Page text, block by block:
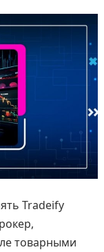
Tradeify
товарными